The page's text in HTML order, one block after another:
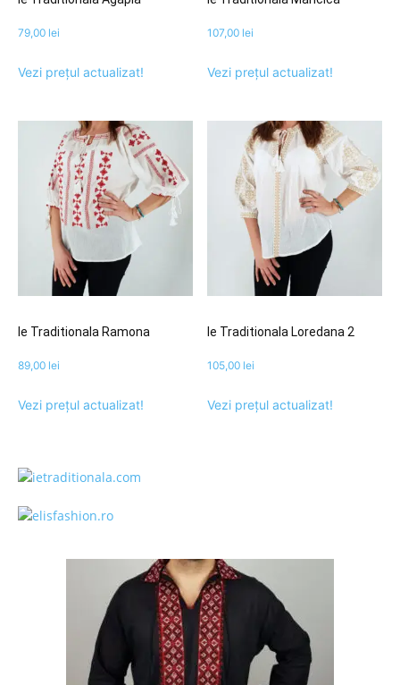
79,00 lei
Vezi prețul actualizat!
107,00 lei
Vezi prețul actualizat!
Ie Traditionala Ramona
89,00 lei
Vezi prețul actualizat!
Ie Traditionala Loredana 2
105,00 lei
Vezi prețul actualizat!